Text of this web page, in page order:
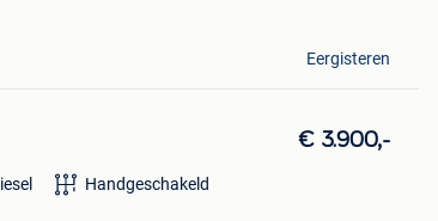
Eergisteren
€ 3.900,-
Handgeschakeld